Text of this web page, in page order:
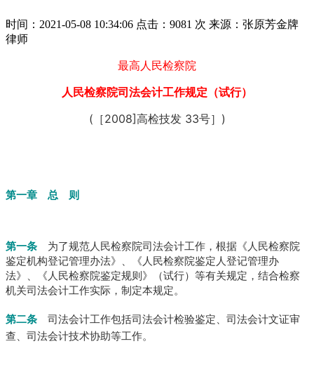
时间：2021-05-08 10:34:06 点击：9081 次 来源：张原芳金牌
律师
最高人民检察院
人民检察院司法会计工作规定（试行）
( ［2008]高检技发 33号］)
第一章 总 则
第一条 为了规范人民检察院司法会计工作，根据《人民检察院
鉴定机构登记管理办法》、《人民检察院鉴定人登记管理办
法》、《人民检察院鉴定规则》（试行）等有关规定，结合检察
机关司法会计工作实际，制定本规定。
第二条 司法会计工作包括司法会计检验鉴定、司法会计文证审
查、司法会计技术协助等工作。